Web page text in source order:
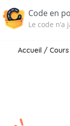
Code en
Le code
Accueil /